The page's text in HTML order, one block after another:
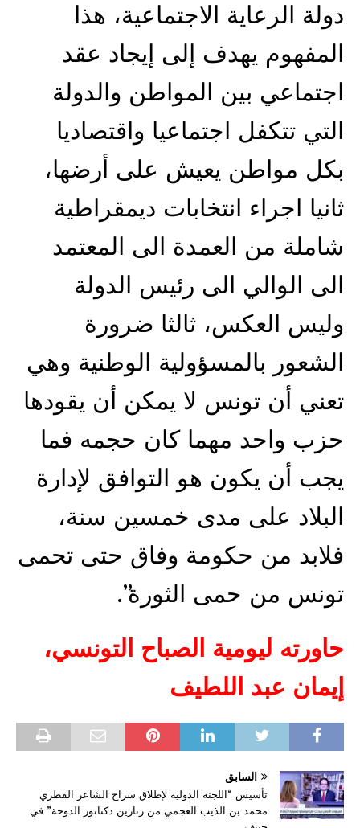
دولة الرعاية الاجتماعية، هذا
المفهوم يهدف إلى إيجاد عقد
اجتماعي بين المواطن والدولة
التي تتكفل اجتماعيا واقتصاديا
بكل مواطن يعيش على أرضها،
ثانيا اجراء انتخابات ديمقراطية
شاملة من العمدة الى المعتمد
الى الوالي الى رئيس الدولة
وليس العكس، ثالثا ضرورة
الشعور بالمسؤولية الوطنية وهي
تعني أن تونس لا يمكن أن يقودها
حزب واحد مهما كان حجمه فما
يجب أن يكون هو التوافق لإدارة
البلاد على مدى خمسين سنة،
فلابد من حكومة وفاق حتى تحمى
تونس من حمى الثورة”.
حاورته ليومية الصباح التونسي،
إيمان عبد اللطيف
السابق
تأسيس “اللجنة الدولية لإطلاق سراح الشاعر القطري
محمد بن الذيب العجمي من زنازين دكتاتور الدوحة” في